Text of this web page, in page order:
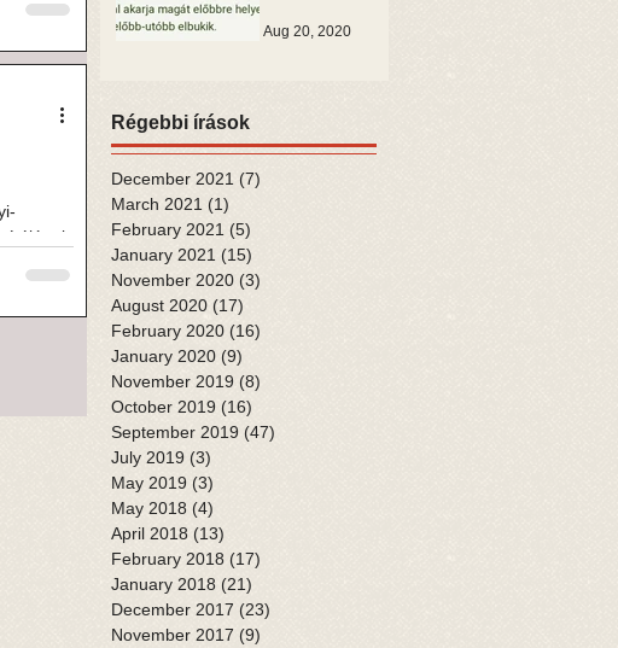
írójának
tud látni
Aug 20, 2020
Régebbi írások
December 2021 (7)
March 2021 (1)
February 2021 (5)
January 2021 (15)
November 2020 (3)
August 2020 (17)
February 2020 (16)
January 2020 (9)
November 2019 (8)
October 2019 (16)
September 2019 (47)
July 2019 (3)
May 2019 (3)
May 2018 (4)
April 2018 (13)
February 2018 (17)
January 2018 (21)
December 2017 (23)
November 2017 (9)